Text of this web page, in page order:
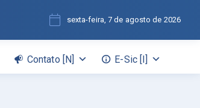
Contato [N] E-Sic [I]
sexta-feira, 7 de agosto de 2026